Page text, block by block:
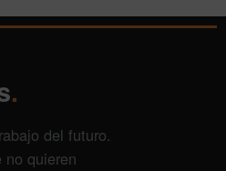
.
del futuro.
no quieren